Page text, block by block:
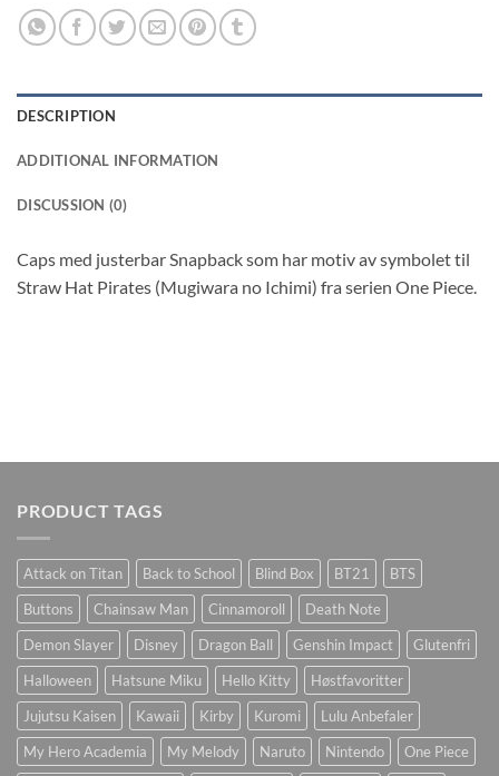
DESCRIPTION
ADDITIONAL INFORMATION
DISCUSSION (0)
Caps med justerbar Snapback som har motiv av symbolet til
Straw Hat Pirates (Mugiwara no Ichimi) fra serien One Piece.
PRODUCT TAGS
Attack on Titan Back to School Blind Box BT21
BTS
Buttons
Chainsaw Man Cinnamoroll
Death Note
Demon Slayer
Disney Dragon Ball Genshin Impact
Glutenfri
Halloween
Hatsune Miku Hello Kitty
Høstfavoritter
Jujutsu Kaisen
Kawaii Kirby Kuromi
Lulu Anbefaler
My Hero Academia
My Melody Naruto Nintendo
One Piece